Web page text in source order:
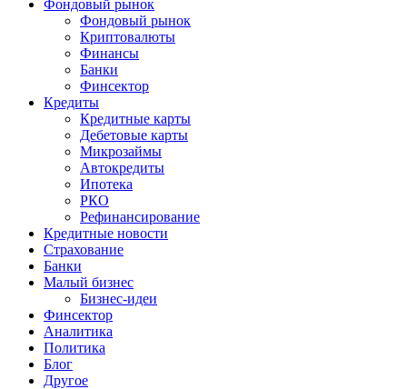
Фондовый рынок
Фондовый рынок
Криптовалюты
Финансы
Банки
Финсектор
Кредиты
Кредитные карты
Дебетовые карты
Микрозаймы
Автокредиты
Ипотека
РКО
Рефинансирование
Кредитные новости
Страхование
Банки
Малый бизнес
Бизнес-идеи
Финсектор
Аналитика
Политика
Блог
Другое